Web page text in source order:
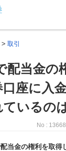
> 取引
配当金の
座に入
いるの
No : 13668
当金の権利を取得